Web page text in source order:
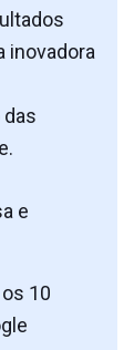
inovadora
e
10